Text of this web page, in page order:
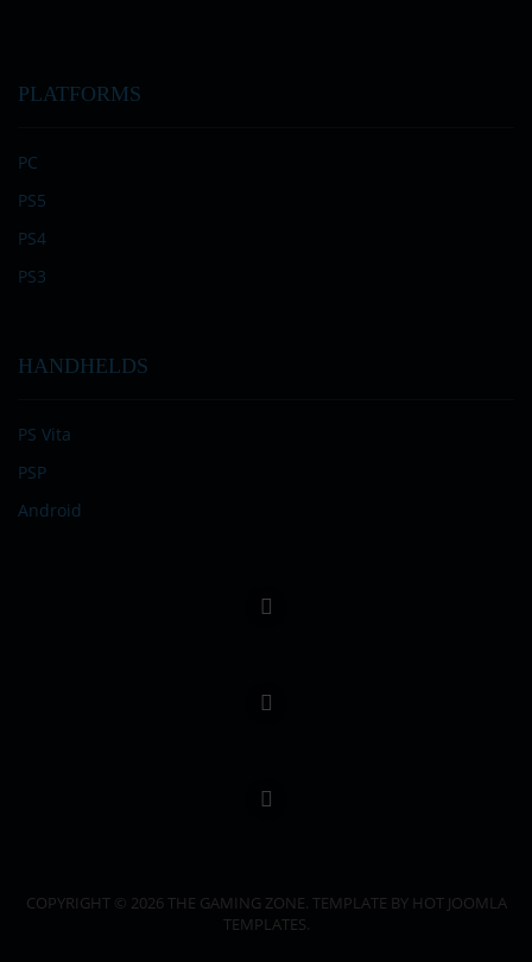
PLATFORMS
PC
PS5
PS4
PS3
HANDHELDS
PS Vita
PSP
Android
COPYRIGHT © 2026 THE GAMING ZONE. TEMPLATE BY HOT JOOMLA
TEMPLATES.